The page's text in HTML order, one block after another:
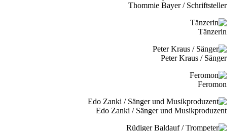
Thommie Bayer / Schriftsteller
Tänzerin
Peter Kraus / Sänger
Feromon
Edo Zanki / Sänger und Musikproduzent